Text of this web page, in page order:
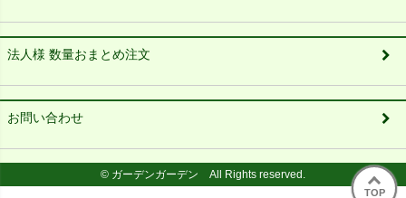
法人様 数量おまとめ注文
お問い合わせ
© ガーデンガーデン All Rights reserved.
TOP